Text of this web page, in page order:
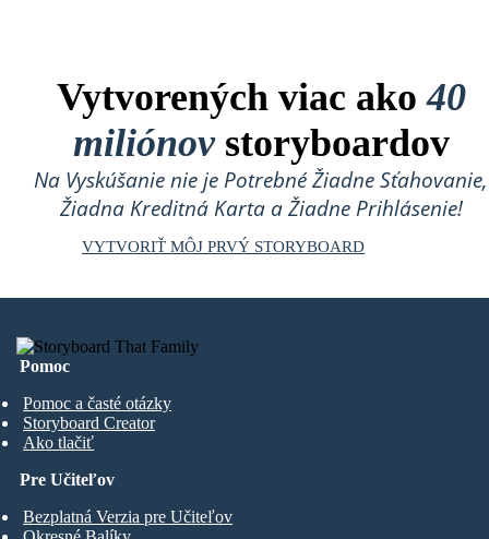
Vytvorených viac ako40
miliónovstoryboardov
Na Vyskúšanie nie je Potrebné Žiadne Sťahovanie,
Žiadna Kreditná Karta a Žiadne Prihlásenie!
VYTVORIŤ MÔJ PRVÝ STORYBOARD
Pomoc
Pomoc a časté otázky
Storyboard Creator
Ako tlačiť
Pre Učiteľov
Bezplatná Verzia pre Učiteľov